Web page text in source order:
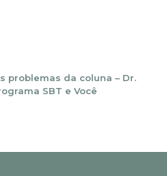
problemas da coluna – Dr.
SBT e Você